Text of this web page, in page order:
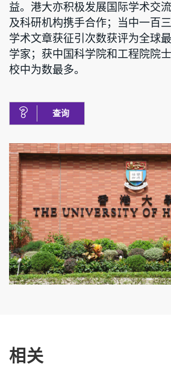
益。港大亦积极发展国际学术交
及科研机构携手合作；当中一百
学术文章获征引次数获评为全球
学家；获中国科学院和工程院院
校中为数最多。
查询
相关